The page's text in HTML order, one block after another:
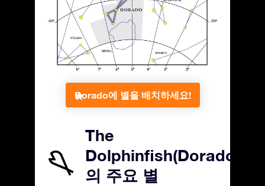
Dorado에 별을 배치하세요!
The
Dolphinfish(Dorado)
의 주요 별